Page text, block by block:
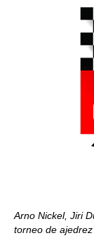
Arno Nickel, Jiri
torneo de